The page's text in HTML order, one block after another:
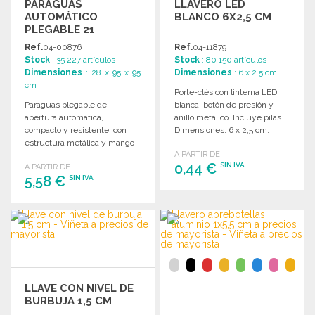
PARAGUAS
AUTOMÁTICO
PLEGABLE 21
PULGADAS
Ref.04-00876
Stock : 35 227 artículos
Dimensiones : 28 x 95 x 95
cm
Paraguas plegable de
apertura automática,
compacto y resistente, con
estructura metálica y mango
protectora.
A PARTIR DE
5,58 € SIN IVA
PEDIR
Solicitar un presupuesto
LLAVERO LED
BLANCO 6X2,5 CM
Ref.04-11879
Stock : 80 150 artículos
Dimensiones : 6 x 2.5 cm
Porte-clés con linterna LED
blanca, botón de presión y
anillo metálico. Incluye pilas.
Dimensiones: 6 x 2,5 cm.
A PARTIR DE
0,44 €SIN IVA
Solicitar un presupuesto
LLAVE CON NIVEL DE
BURBUJA 1,5 CM